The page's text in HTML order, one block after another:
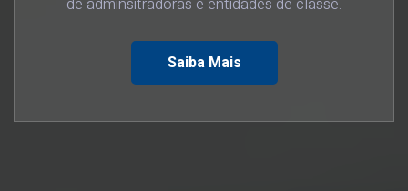
Saiba Mais